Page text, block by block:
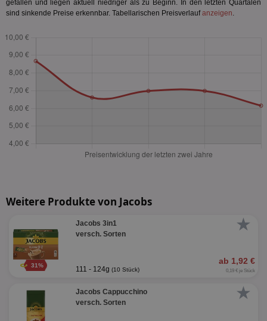
gefallen und liegen aktuell niedriger als zu Beginn. In den letzten Quartalen
sind sinkende Preise erkennbar. Tabellarischen Preisverlaufanzeigen.
Weitere Produkte von Jacobs
★
31%
Jacobs 3in1
versch. Sorten
ab 1,92 €
111 - 124g (10 Stück) 0,19 € je Stück
★
Jacobs Cappucchino
versch. Sorten